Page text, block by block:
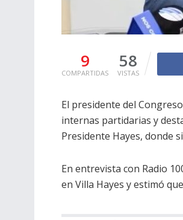
9
COMPARTIDAS
58
VISTAS
El presidente del
internas partidarias y
Presidente Hayes, donde
En entrevista con Radio
en Villa Hayes y estimó